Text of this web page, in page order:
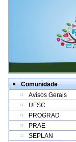
Comunidade
Avisos Gerais
UFSC
PROGRAD
PRAE
SEPLAN